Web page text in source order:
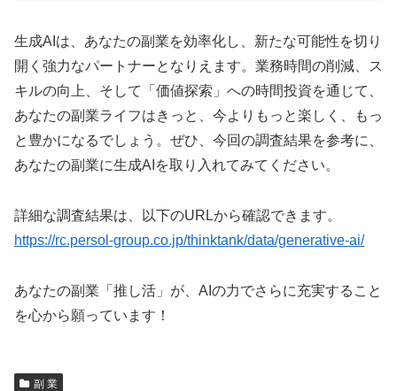
生成AIは、あなたの副業を効率化し、新たな可能性を切り
開く強力なパートナーとなりえます。業務時間の削減、ス
キルの向上、そして「価値探索」への時間投資を通じて、
あなたの副業ライフはきっと、今よりもっと楽しく、もっ
と豊かになるでしょう。ぜひ、今回の調査結果を参考に、
あなたの副業に生成AIを取り入れてみてください。
詳細な調査結果は、以下のURLから確認できます。
https://rc.persol-group.co.jp/thinktank/data/generative-ai/
あなたの副業「推し活」が、AIの力でさらに充実すること
を心から願っています！
副 業